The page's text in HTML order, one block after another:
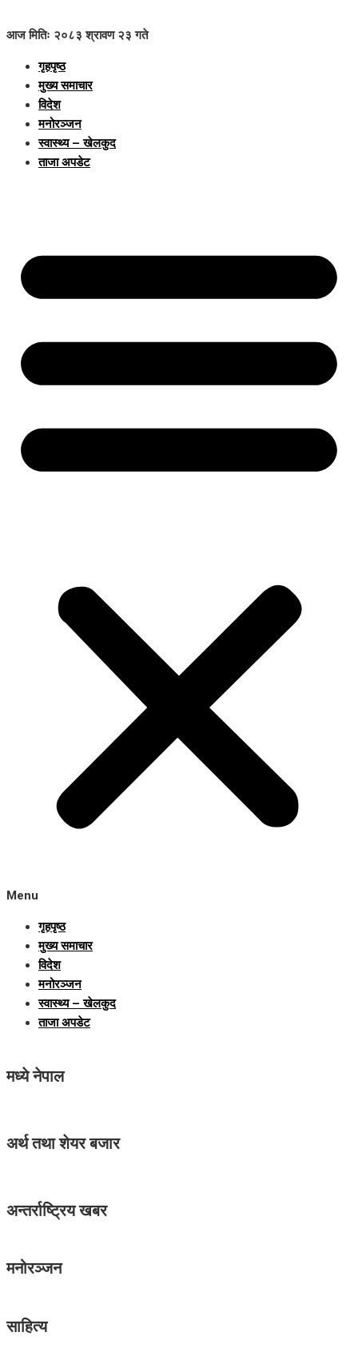
आज मितिः २०८३ श्रावण २३ गते
गृहपृष्ठ
मुख्य समाचार
विदेश
मनोरञ्जन
स्वास्थ्य – खेलकुद
ताजा अपडेट
Menu
गृहपृष्ठ
मुख्य समाचार
विदेश
मनोरञ्जन
स्वास्थ्य – खेलकुद
ताजा अपडेट
मध्ये नेपाल
अर्थ तथा शेयर बजार
अन्तर्राष्ट्रिय खबर
मनोरञ्जन
साहित्य